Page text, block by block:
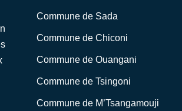
Commune de Sada
Commune de Chiconi
Commune de Ouangani
Commune de Tsingoni
Commune de M’Tsangamouji